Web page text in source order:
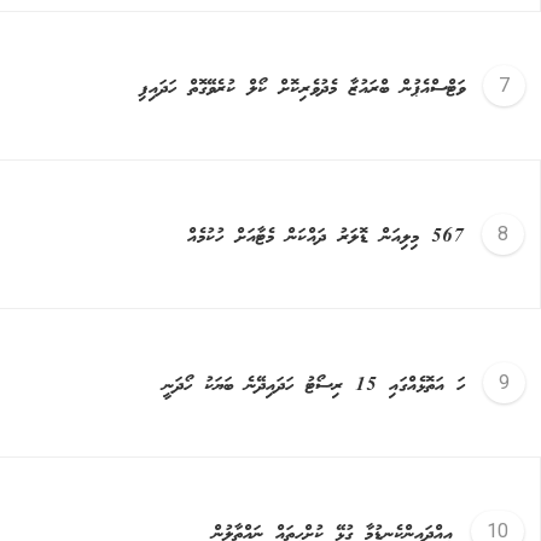
ވަޓްސްއެޕުން ބްރައުޒާ މެދުވެރިކޮށް ކޯލް ކުރެވޭގޮތް ހަދައިފި
567 މިލިއަން ޑޮލަރު ދައްކަން މެޓާއަށް ހުކުމެއް
ހަ އަތޮޅެއްގައި 15 ރިސޯޓު ހަދައިދޭނެ ބަޔަކު ހޯދަނީ
އިއްދައިންކެނޑުމާ ގުޅޭ ކުށްހީތައް ނައްތާލުން